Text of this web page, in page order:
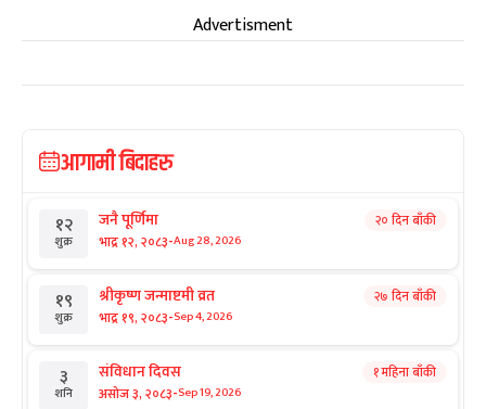
Advertisment
आगामी बिदाहरु
१२
शुक्र
जनै पूर्णिमा
भाद्र १२, २०८३-Aug 28, 2026
२० दिन बाँकी
१९
शुक्र
श्रीकृष्ण जन्माष्टमी व्रत
भाद्र १९, २०८३-Sep 4, 2026
२७ दिन बाँकी
३
शनि
संविधान दिवस
असोज ३, २०८३-Sep 19, 2026
१ महिना बाँकी